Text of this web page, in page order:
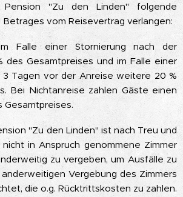
"Zu den Linden" folgende
Betrages vom Reisevertrag verlangen:
Falle einer Stornierung nach der
des Gesamtpreises und im Falle einer
3 Tagen vor der Anreise weitere 20 %
Bei Nichtanreise zahlen Gäste einen
Gesamtpreises.
"Zu den Linden" ist nach Treu und
in Anspruch genommene Zimmer
zu vergeben, um Ausfälle zu
Vergebung des Zimmers
die o.g. Rücktrittskosten zu zahlen.